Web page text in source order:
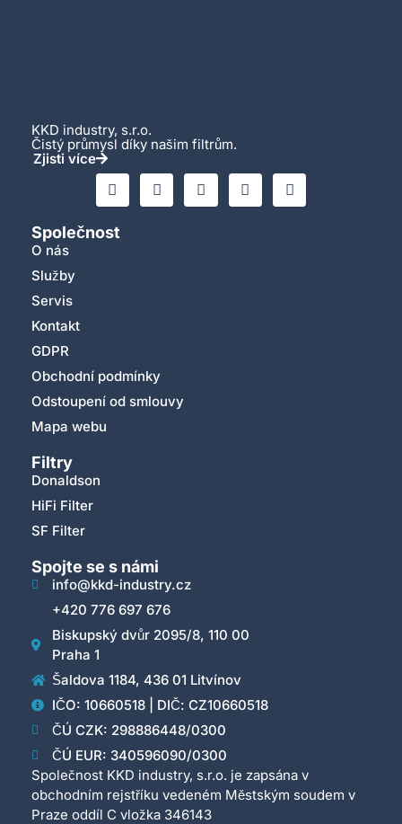
KKD industry, s.r.o.
Čistý průmysl díky našim filtrům.
Zjisti více
Společnost
O nás
Služby
Servis
Kontakt
GDPR
Obchodní podmínky
Odstoupení od smlouvy
Mapa webu
Filtry
Donaldson
HiFi Filter
SF Filter
Spojte se s námi
info@kkd-industry.cz
+420 776 697 676
Biskupský dvůr 2095/8, 110 00
Praha 1
Šaldova 1184, 436 01 Litvínov
IČO: 10660518 | DIČ: CZ10660518
ČÚ CZK: 298886448/0300
ČÚ EUR: 340596090/0300
Společnost KKD industry, s.r.o. je zapsána v
obchodním rejstříku vedeném Městským soudem v
Praze oddíl C vložka 346143